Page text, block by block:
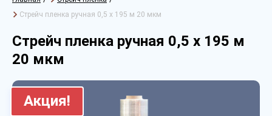
Стрейч пленка ручная 0,5 х 195 м 20 мкм
Стрейч пленка ручная 0,5 х 195 м
20 мкм
Акция!